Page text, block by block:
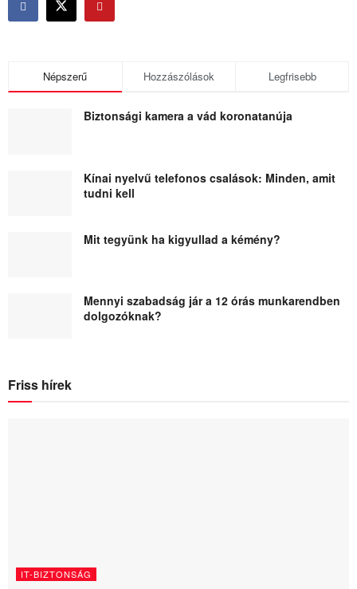
Népszerű Hozzászólások Legfrisebb
Biztonsági kamera a vád koronatanúja
Kínai nyelvű telefonos csalások: Minden, amit
tudni kell
Mit tegyünk ha kigyullad a kémény?
Mennyi szabadság jár a 12 órás munkarendben
dolgozóknak?
Friss hírek
IT-BIZTONSÁG